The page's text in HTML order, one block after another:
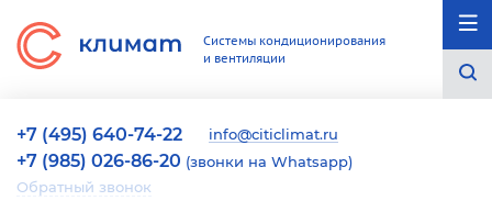
Системы кондиционирования
и вентиляции
+7 (495) 640-74-22 info@citiclimat.ru
+7 (985) 026-86-20 (звонки на Whatsapp)
Обратный звонок